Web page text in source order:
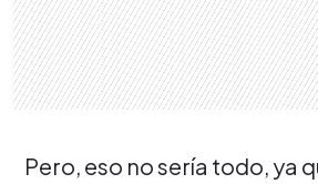
Pero, eso no sería todo, ya